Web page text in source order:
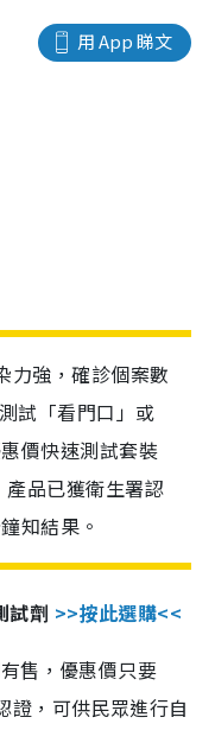
用 App 睇文
力強，確診個案數
試「看門口」或
價快速測試套裝
品已獲衛生署認
知結果。
試劑 >>按此選購<<
售，優惠價只要
證，可供民眾進行自